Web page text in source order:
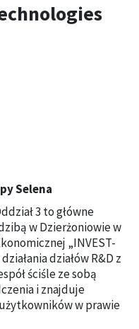
Selena
3 to główne
w Dzierżoniowie w
„INVEST-
działów R&D z
ściśle ze sobą
i znajduje
w prawie